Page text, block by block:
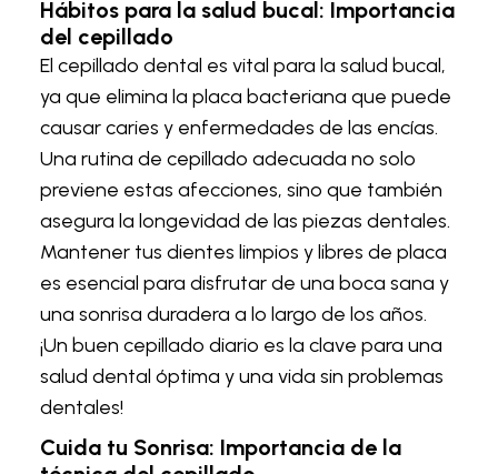
Hábitos para la salud bucal: Importancia
del cepillado
El cepillado dental es vital para la salud bucal,
ya que elimina la placa bacteriana que puede
causar caries y enfermedades de las encías.
Una rutina de cepillado adecuada no solo
previene estas afecciones, sino que también
asegura la longevidad de las piezas dentales.
Mantener tus dientes limpios y libres de placa
es esencial para disfrutar de una boca sana y
una sonrisa duradera a lo largo de los años.
¡Un buen cepillado diario es la clave para una
salud dental óptima y una vida sin problemas
dentales!
Cuida tu Sonrisa: Importancia de la